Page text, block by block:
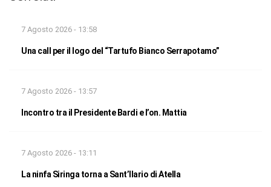
7 Agosto 2026 - 13:58
Una call per il logo del “Tartufo Bianco Serrapotamo”
7 Agosto 2026 - 13:57
Incontro tra il Presidente Bardi e l’on. Mattia
7 Agosto 2026 - 13:11
La ninfa Siringa torna a Sant’Ilario di Atella